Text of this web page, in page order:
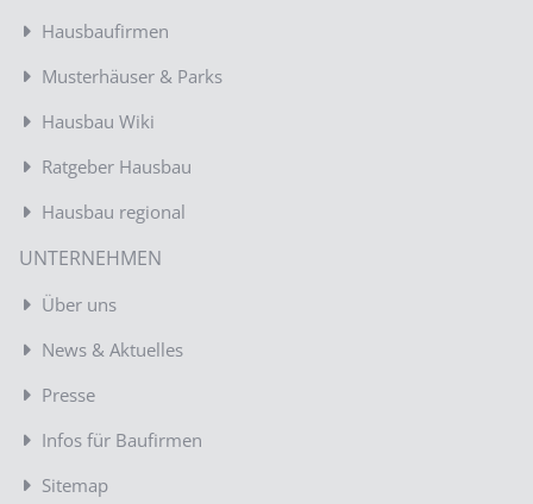
Hausbaufirmen
Musterhäuser & Parks
Hausbau Wiki
Ratgeber Hausbau
Hausbau regional
UNTERNEHMEN
Über uns
News & Aktuelles
Presse
Infos für Baufirmen
Sitemap